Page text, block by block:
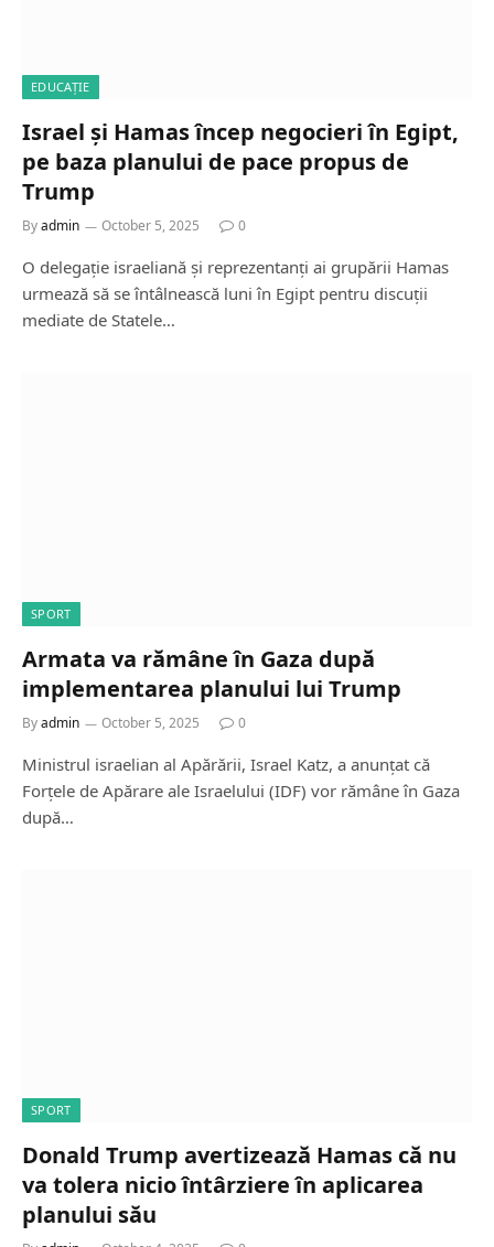
EDUCAȚIE
Israel și Hamas încep negocieri în Egipt,
pe baza planului de pace propus de
Trump
Byadmin October 5, 2025 0
O delegație israeliană și reprezentanți ai grupării Hamas
urmează să se întâlnească luni în Egipt pentru discuții
mediate de Statele…
SPORT
Armata va rămâne în Gaza după
implementarea planului lui Trump
Byadmin October 5, 2025 0
Ministrul israelian al Apărării, Israel Katz, a anunțat că
Forțele de Apărare ale Israelului (IDF) vor rămâne în Gaza
după…
SPORT
Donald Trump avertizează Hamas că nu
va tolera nicio întârziere în aplicarea
planului său